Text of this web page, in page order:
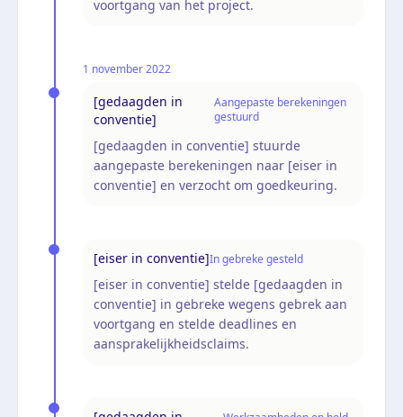
voortgang van het project.
1 november 2022
[gedaagden in
conventie]
Aangepaste berekeningen
gestuurd
[gedaagden in conventie] stuurde
aangepaste berekeningen naar [eiser in
conventie] en verzocht om goedkeuring.
[eiser in conventie]In gebreke gesteld
[eiser in conventie] stelde [gedaagden in
conventie] in gebreke wegens gebrek aan
voortgang en stelde deadlines en
aansprakelijkheidsclaims.